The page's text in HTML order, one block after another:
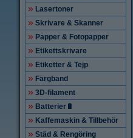
Lasertoner
Skrivare & Skanner
Papper & Fotopapper
Etikettskrivare
Etiketter & Tejp
Färgband
3D-filament
Batterier🔋
Kaffemaskin & Tillbehör
Städ & Rengöring